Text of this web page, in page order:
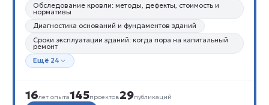
Обследование кровли: методы, дефекты, стоимость и
нормативы
Диагностика оснований и фундаментов зданий
Сроки эксплуатации зданий: когда пора на капитальный
ремонт
Ещё 24
16лет опыта145проектов29публикаций